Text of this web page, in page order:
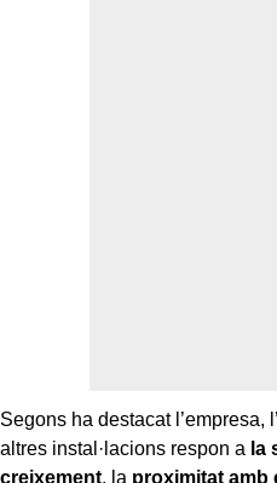
Segons ha destacat l’empresa,
altres instal·lacions respon a la
creixement, la proximitat amb